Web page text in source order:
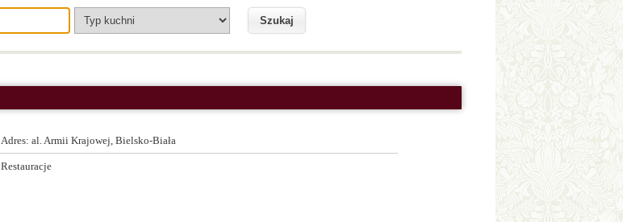
Adres: al. Armii Krajowej, Bielsko-Biała
Restauracje